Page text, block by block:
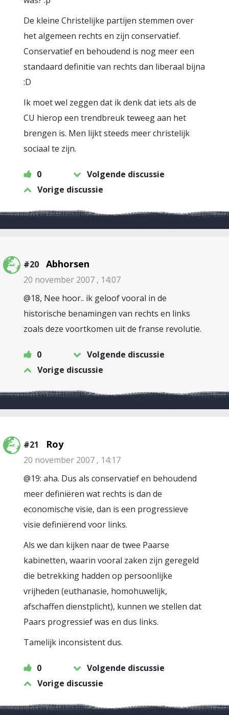
De kleine Christelijke partijen stemmen over
het algemeen rechts en zijn conservatief.
Conservatief en behoudend is nog meer een
standaard definitie van rechts dan liberaal bijna
:D
Ik moet wel zeggen dat ik denk dat iets als de
CU hierop een trendbreuk teweeg aan het
brengen is. Men lijkt steeds meer christelijk
sociaal te zijn.
0
Volgende discussie
Vorige discussie
#20 Abhorsen
20 november 2007 , 14:07
@18, Nee hoor.. ik geloof vooral in de
historische benamingen van rechts en links
zoals deze voortkomen uit de franse revolutie.
0
Volgende discussie
Vorige discussie
#21 Roy
20 november 2007 , 14:17
@19: aha. Dus als conservatief en behoudend
meer definiëren wat rechts is dan de
economische visie, dan is een progressieve
visie definiërend voor links.
Als we dan kijken naar de twee Paarse
kabinetten, waarin vooral zaken zijn geregeld
die betrekking hadden op persoonlijke
vrijheden (euthanasie, homohuwelijk,
afschaffen dienstplicht), kunnen we stellen dat
Paars progressief was en dus links.
Tamelijk inconsistent dus.
0
Volgende discussie
Vorige discussie